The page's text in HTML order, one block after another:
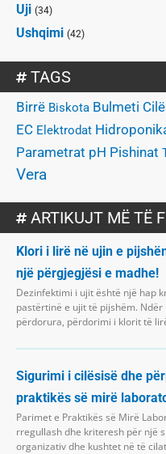
Uji (34)
Ushqimi (42)
TAGS
Birrë Biskota Bulmeti
EC Elektrodat
Parametrat pH Pishinat
Vera
ARTIKUJT MË TË
Klori i lirë në ujin e
një përgjegjësi e madhe!
Dezinfektimi i ujit është një hap
pastërtinë e ujit të pijshëm.
përdorura, përdorimi i klorit të
Sigurimi i cilësisë dhe
praktikës së mirë
Parimet e Praktikës së Mirë
rregullash dhe kriteresh për një
organizativ dhe kushtet në të